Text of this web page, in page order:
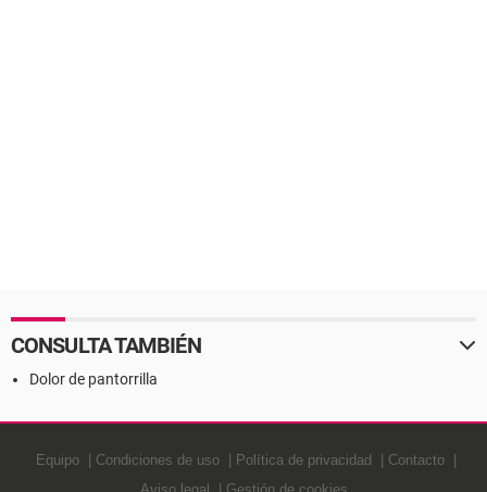
CONSULTA TAMBIÉN
Dolor de pantorrilla
Equipo Condiciones de uso Política de privacidad
Contacto